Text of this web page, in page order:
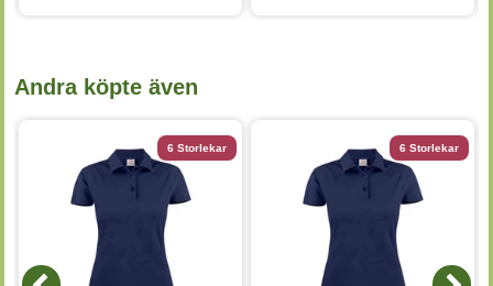
Andra köpte även
6 Storlekar 6 Storlekar